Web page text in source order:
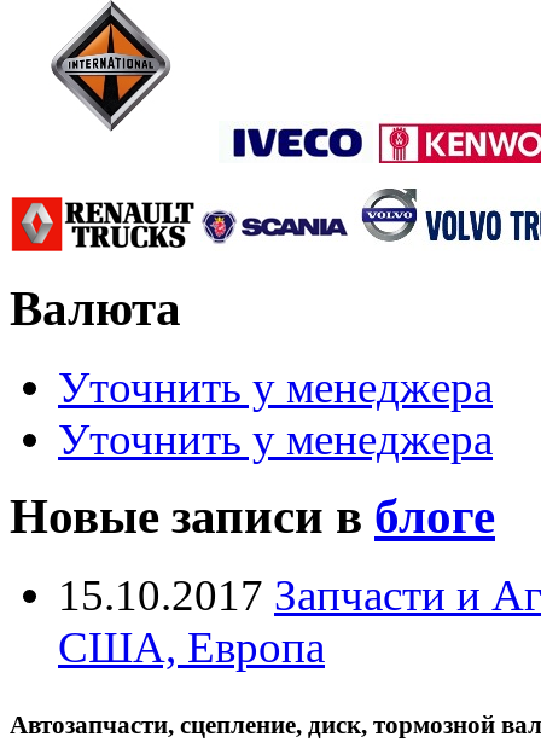
Валюта
Уточнить у менеджера
Уточнить у менеджера
Новые записи в блоге
15.10.2017 Запчасти и
США, Европа
Автозапчасти, сцепление, диск, тормозной